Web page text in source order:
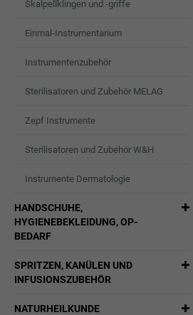
Skalpellklingen und -griffe
Einmal-Instrumentarium
Instrumentenzubehör
Sterilisatoren und Zubehör MELAG
Zepf Instrumente
Sterilisatoren und Zubehör W&H
Instrumente Dermatologie
HANDSCHUHE,
HYGIENEBEKLEIDUNG, OP-
BEDARF
SPRITZEN, KANÜLEN UND
INFUSIONSZUBEHÖR
NATURHEILKUNDE